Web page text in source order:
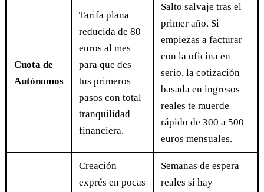
Cuota de
Autónomos
Tarifa plana
reducida de 80
euros al mes
para que des
tus primeros
pasos con total
tranquilidad
financiera.
Salto salvaje tras el
primer año. Si
empiezas a facturar
con la oficina en
serio, la cotización
basada en ingresos
reales te muerde
rápido de 300 a 500
euros mensuales.
Creación
exprés en pocas
Semanas de espera
reales si hay